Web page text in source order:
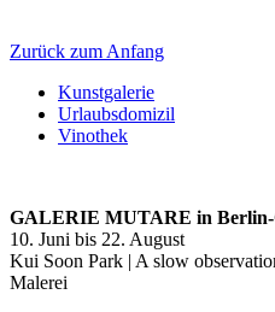
Zurück zum Anfang
Kunstgalerie
Urlaubsdomizil
Vinothek
GALERIE MUTARE in
10. Juni bis 22. August
Kui Soon Park | A slow
Malerei